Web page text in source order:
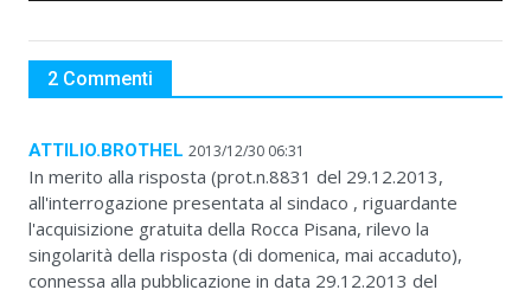
2 Commenti
ATTILIO.BROTHEL 2013/12/30 06:31
In merito alla risposta (prot.n.8831 del 29.12.2013,
all'interrogazione presentata al sindaco , riguardante
l'acquisizione gratuita della Rocca Pisana, rilevo la
singolarità della risposta (di domenica, mai accaduto),
connessa alla pubblicazione in data 29.12.2013 del